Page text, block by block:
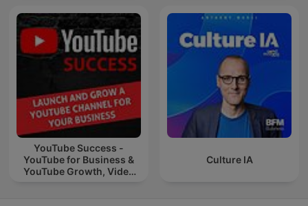
YouTube Success -
YouTube for Business &
YouTube Growth, Video
Culture IA